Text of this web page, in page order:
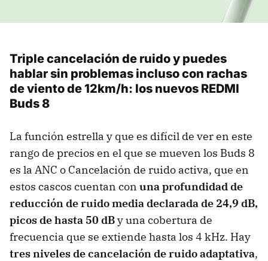
Triple cancelación de ruido y puedes
hablar sin problemas incluso con rachas
de viento de 12km/h: los nuevos REDMI
Buds 8
La función estrella y que es difícil de ver en este
rango de precios en el que se mueven los Buds 8
es la ANC o Cancelación de ruido activa, que en
estos cascos cuentan con una profundidad de
reducción de ruido media declarada de 24,9 dB,
picos de hasta 50 dBy una cobertura de
frecuencia que se extiende hasta los 4 kHz. Hay
tres niveles de cancelación de ruido adaptativa,